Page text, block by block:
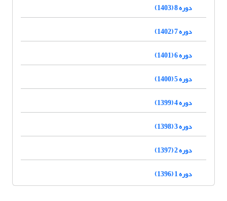
دوره 8 (1403)
دوره 7 (1402)
دوره 6 (1401)
دوره 5 (1400)
دوره 4 (1399)
دوره 3 (1398)
دوره 2 (1397)
دوره 1 (1396)